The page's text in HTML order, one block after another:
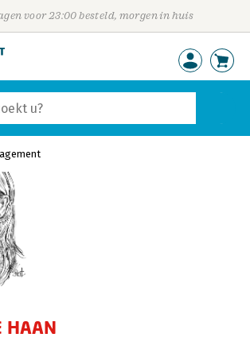
voor 23:00 besteld, morgen in huis
HAAN